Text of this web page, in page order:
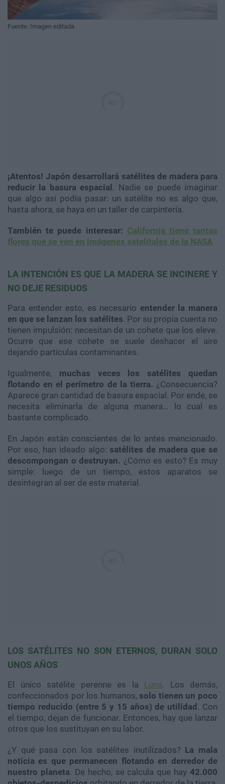
Fuente: Imagen editada
¡Atentos! Japón desarrollará satélites de madera para
reducir la basura espacial . Nadie se puede imaginar
que algo así podía pasar: un satélite no es algo que,
hasta ahora, se haya en un taller de carpintería.
También te puede interesar: California tiene tantas
flores que se ven en imágenes satelitales de la NASA
LA INTENCIÓN ES QUE LA MADERA SE INCINERE Y
NO DEJE RESIDUOS
Para entender esto, es necesario entender la manera
en que se lanzan los satélites. Por su propia cuenta no
tienen impulsión: necesitan de un cohete que los eleve.
Ocurre que ese cohete se suele deshacer el aire
dejando partículas contaminantes.
Igualmente, muchas veces los satélites quedan
flotando en el perímetro de la tierra. ¿Consecuencia?
Aparece gran cantidad de basura espacial. Por ende, se
necesita eliminarla de alguna manera… lo cual es
bastante complicado.
En Japón están conscientes de lo antes mencionado.
Por eso, han ideado algo: satélites de madera que se
descompongan o destruyan. ¿Cómo es esto? Es muy
simple: luego de un tiempo, estos aparatos se
desintegran al ser de este material.
LOS SATÉLITES NO SON ETERNOS, DURAN SOLO
UNOS AÑOS
El único satélite perenne es la Luna. Los demás,
confeccionados por los humanos, solo tienen un poco
tiempo reducido (entre 5 y 15 años) de utilidad. Con
el tiempo, dejan de funcionar. Entonces, hay que lanzar
otros que los sustituyan en su labor.
¿Y qué pasa con los satélites inutilizados? La mala
noticia es que permanecen flotando en derredor de
nuestro planeta. De hecho, se calcula que hay 42.000